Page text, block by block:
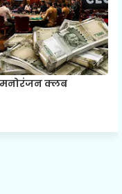
मनोरंजन क्लब